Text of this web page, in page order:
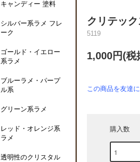
クリテッ
5119
1,000円(税
この商品を友達
購入数
キャンディー 塗料
シルバー系ラメ フレ
ーク
ゴールド・イエロー
系ラメ
ブルーラメ・パープ
ル系
グリーン系ラメ
レッド・オレンジ系
ラメ
透明性のクリスタル